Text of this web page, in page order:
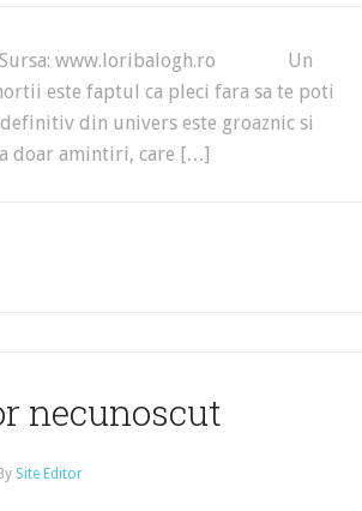
Sursa: www.loribalogh.ro Un
este faptul ca pleci fara sa te poti
din univers este groaznic si
doar amintiri, care […]
necunoscut
By Site Editor